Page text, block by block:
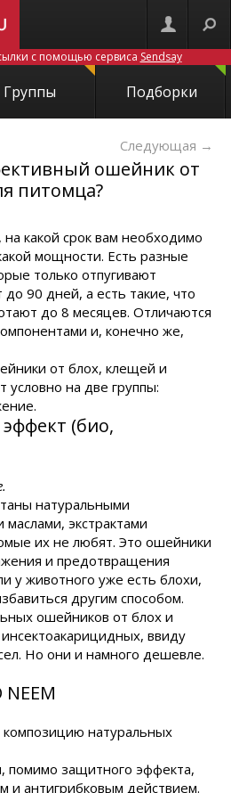
с помощью сервиса Sendsay
Группы Подборки
Следующая →
ошейник от
питомца?
какой срок вам необходимо
мощности. Есть разные
только отпугивают
90 дней, а есть такие, что
до 8 месяцев. Отличаются
и, конечно же,
от блох, клещей и
условно на две группы:
(био,
натуральными
экстрактами
их не любят. Это ошейники
и предотвращения
у животного уже есть блохи,
другим способом.
ошейников от блох и
ввиду
Но они и намного дешевле.
натуральных
защитного эффекта,
и антигрибковым действием.